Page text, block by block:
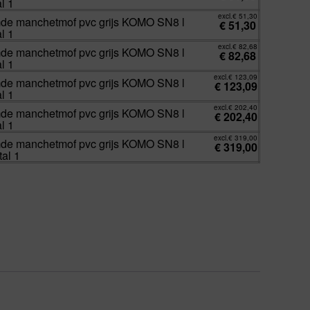
1
manchetmof pvc grijs KOMO SN8 l
1
excl.€ 51,30
€51,30
manchetmof pvc grijs KOMO SN8 l
1
excl.€ 82,68
€82,68
manchetmof pvc grijs KOMO SN8 l
1
excl.€ 123,09
€ 123,09
manchetmof pvc grijs KOMO SN8 l
1
excl.€ 202,40
€202,40
manchetmof pvc grijs KOMO SN8 l
1
excl.€ 319,00
€319,00